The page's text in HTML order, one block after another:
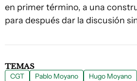
en primer término, a una
para después dar la discusión
TEMAS
CGT Pablo Moyano Hugo Moyano